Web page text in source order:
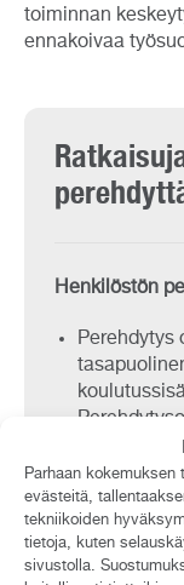
Parhaan
evästeitä,
tekniikoiden
tietoja, kuten
sivustolla.
toiminnan
ennakoivaa
Henkilöstön
Perehdytys
materiaalin
eri
Linkitetty
videoita,